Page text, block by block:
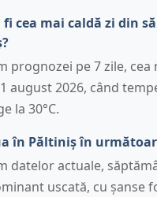
fi cea mai caldă zi din
prognozei pe 7 zile, cea
august 2026, când
la 30°C.
în Păltiniș în
datelor actuale,
uscată, cu șanse